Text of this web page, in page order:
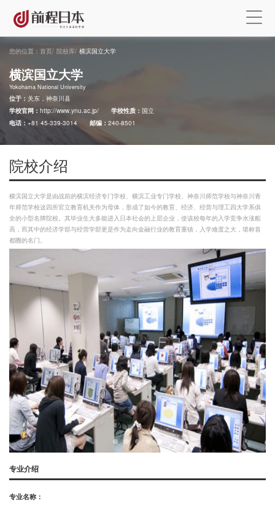
您的位置： 首页/ 院校库/ 横滨国立大学
横滨国立大学
Yokohama National University
位于： 关东，神奈川县
学校官网： http://www.ynu.ac.jp/ 学校性质： 国立
电话： +81 45-339-3014 邮编： 240-8501
院校介绍
横滨国立大学是由战前的横滨经济专门学校、横滨工业专门学校、神奈川师范学校与神奈川青
年师范学校这四所官立教育机关作为母体，形成了如今的教育、经济、经营与理工四大学系俱
全的小型名牌院校。其毕业生大多能进入日本社会的上层企业，使该校每年的入学竞争水涨船
高，而其中的经济学部与经营学部更是作为走向金融行业的教育重镇，入学难度之大，堪称首
都圈的名门。
专业介绍
专业名称：